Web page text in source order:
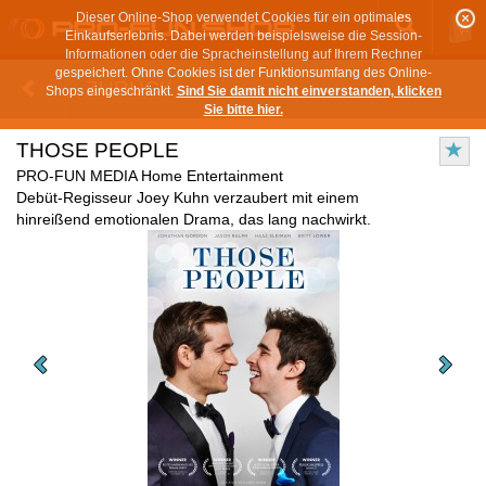
Dieser Online-Shop verwendet Cookies für ein optimales
Einkaufserlebnis. Dabei werden beispielsweise die Session-
Informationen oder die Spracheinstellung auf Ihrem Rechner
gespeichert. Ohne Cookies ist der Funktionsumfang des Online-
Shops eingeschränkt. Sind Sie damit nicht einverstanden, klicken
Sie bitte hier.
ZURÜCK
THOSE PEOPLE
PRO-FUN MEDIA Home Entertainment
Debüt-Regisseur Joey Kuhn verzaubert mit einem
hinreißend emotionalen Drama, das lang nachwirkt.